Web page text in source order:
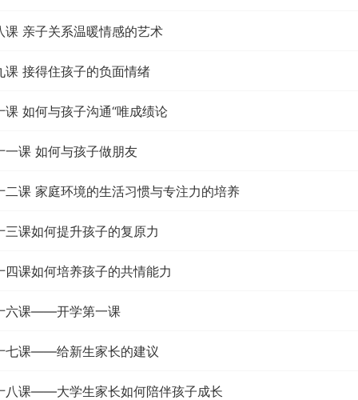
课 亲子关系温暖情感的艺术
课 接得住孩子的负面情绪
课 如何与孩子沟通“唯成绩论
一课 如何与孩子做朋友
二课 家庭环境的生活习惯与专注力的培养
三课如何提升孩子的复原力
四课如何培养孩子的共情能力
六课——开学第一课
七课——给新生家长的建议
八课——大学生家长如何陪伴孩子成长